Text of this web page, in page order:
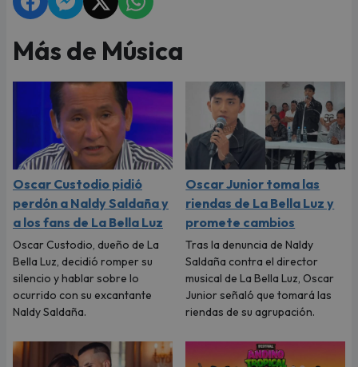
Más de Música
Oscar Custodio pidió
perdón a Naldy Saldaña y
a los fans de La Bella Luz
Oscar Custodio, dueño de La
Bella Luz, decidió romper su
silencio y hablar sobre lo
ocurrido con su excantante
Naldy Saldaña.
Oscar Junior toma las
riendas de La Bella Luz y
promete cambios
Tras la denuncia de Naldy
Saldaña contra el director
musical de La Bella Luz, Oscar
Junior señaló que tomará las
riendas de su agrupación.